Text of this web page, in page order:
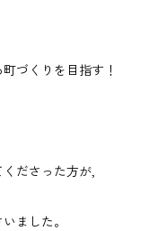
づくりを目指す！
ださった方が,
ました。